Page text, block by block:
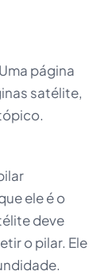
página
satélite,
ele é o
deve
o pilar. Ele